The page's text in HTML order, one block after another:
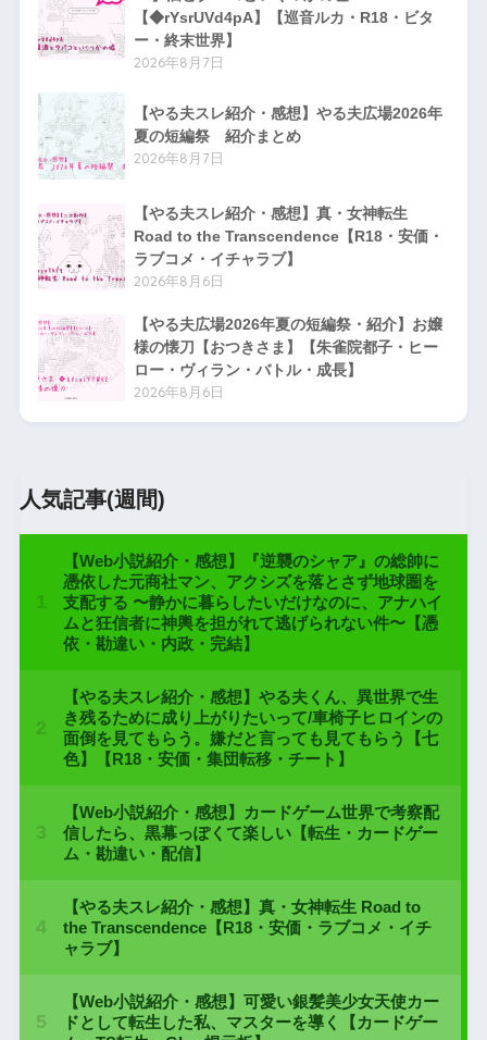
【◆rYsrUVd4pA】【巡音ルカ・R18・ビタ
ー・終末世界】
2026年8月7日
【やる夫スレ紹介・感想】やる夫広場2026年
夏の短編祭 紹介まとめ
2026年8月7日
【やる夫スレ紹介・感想】真・女神転生
Road to the Transcendence【R18・安価・
ラブコメ・イチャラブ】
2026年8月6日
【やる夫広場2026年夏の短編祭・紹介】お嬢
様の懐刀【おつきさま】【朱雀院都子・ヒー
ロー・ヴィラン・バトル・成長】
2026年8月6日
人気記事(週間)